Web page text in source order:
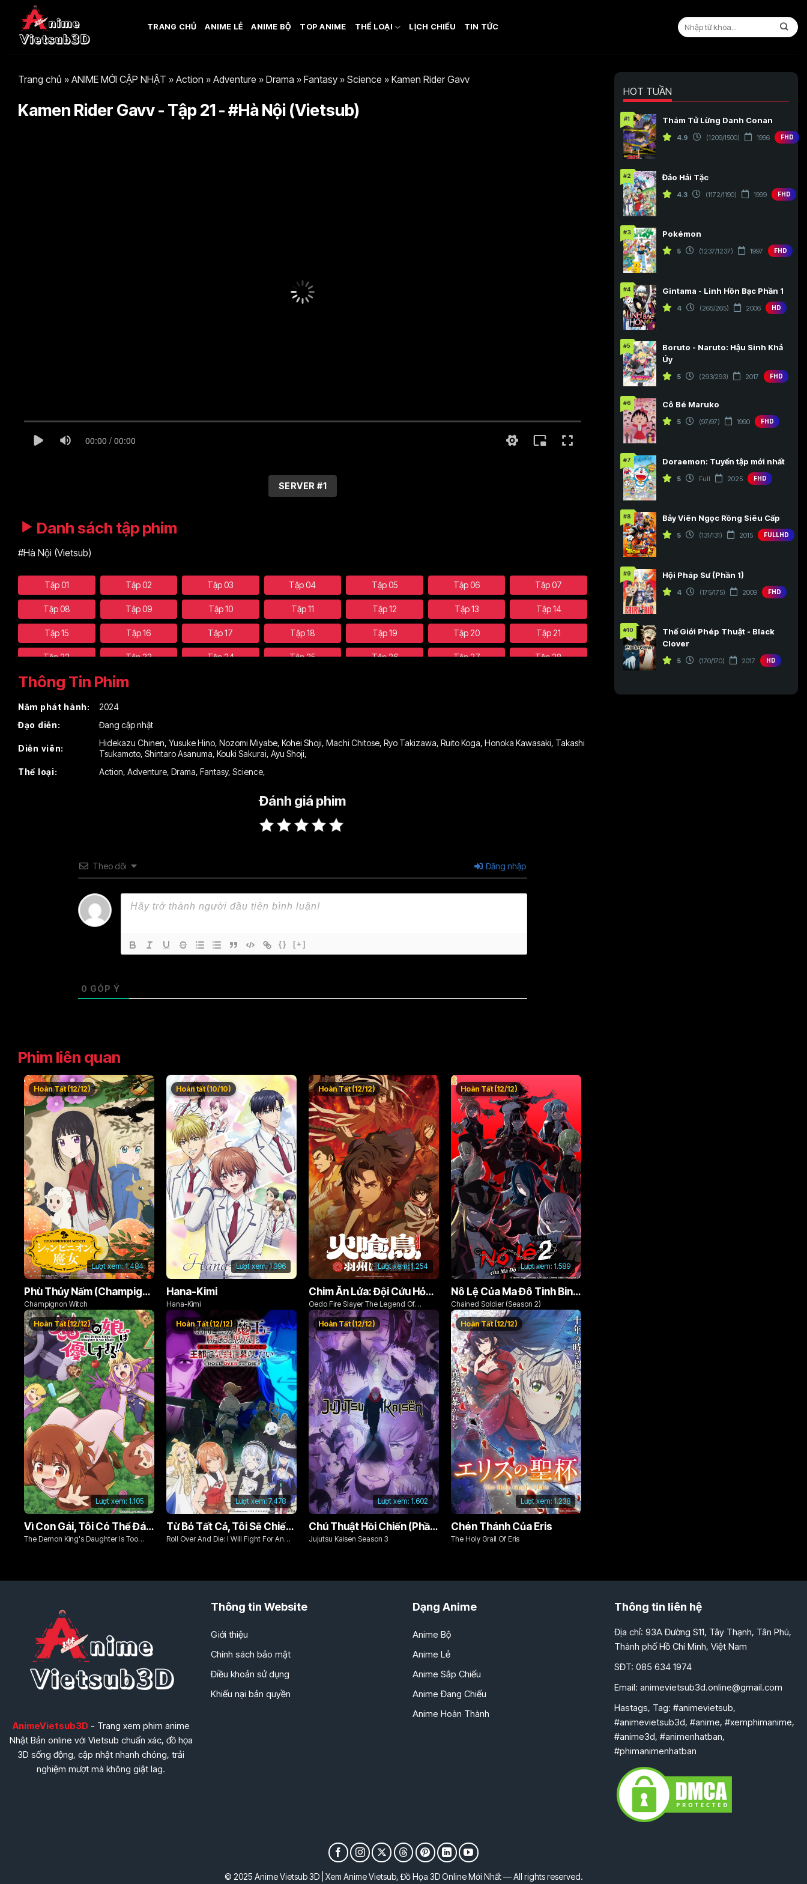
TRANG CHỦ ANIME LẺ ANIME BỘ TOP ANIME THỂ LOẠI LỊCH CHIẾU TIN TỨC
Trang chủ » ANIME MỚI CẬP NHẬT » Action » Adventure » Drama » Fantasy » Science » Kamen Rider Gavv
Kamen Rider Gavv - Tập 21 - #Hà Nội (Vietsub)
00:00 / 00:00
SERVER #1
Danh sách tập phim
#Hà Nội (Vietsub)
Tập 01 Tập 02 Tập 03 Tập 04 Tập 05 Tập 06 Tập 07
Tập 08 Tập 09 Tập 10 Tập 11 Tập 12 Tập 13 Tập 14
Tập 15 Tập 16 Tập 17 Tập 18 Tập 19 Tập 20 Tập 21
Tập 22 Tập 23 Tập 24 Tập 25 Tập 26 Tập 27 Tập 28
Tập 29 Tập 30
Tập 36
Tập 43 Tập 44
Tập 50
Thông Tin Phim
Năm phát hành:
2024
Đạo diễn:
Đang cập nhật
Diễn viên:
Hidekazu Chinen, Yusuke Hino, Nozomi Miyabe, Kohei Shoji, Machi Chitose, Ryo Takizawa, Ruito Koga, Honoka Kawasaki, Takashi
Tsukamoto, Shintaro Asanuma, Kouki Sakurai, Ayu Shoji,
Thể loại:
Action, Adventure, Drama, Fantasy, Science,
Đánh giá phim
Theo dõi Đăng nhập
{} [+]
0 GÓP Ý
Phim liên quan
Lượt xem:1.484
Hoàn Tất (12/12)
Phù Thủy Nấm (Champignon no Majo)
Champignon Witch
Lượt xem:1.396
Hoàn tất (10/10)
Hana-Kimi
Hana-Kimi
Lượt xem: 1.254
Hoàn Tất (12/12)
Chim Ăn Lửa: Đội Cứu Hỏa Rách Rưới Vùng Ushu
Oedo Fire Slayer The Legend Of
Phoenix
Lượt xem: 1.589
Hoàn Tất (12/12)
Nô Lệ Của Ma Đô Tinh Binh (Phần 2)
Chained Soldier (Season 2)
Lượt xem: 1.105
Hoàn Tất (12/12)
Vì Con Gái, Tôi Có Thể Đánh Bại Cả Ma Vương
The Demon King's Daughter Is Too
Lượt xem: 7.478
Hoàn Tất (12/12)
Từ Bỏ Tất Cả, Tôi Sẽ Chiến Đấu Cho Một Cuộc Sống Bình Thường Với Tình Yêu Của Đời Mình Và Chiếc Thanh Kiếm Bị Nguyền Rủa!
Roll Over And Die: I Will Fight For An
Lượt xem:1.602
Hoàn Tất (12/12)
Chú Thuật Hồi Chiến (Phần 3)
Jujutsu Kaisen Season 3
Lượt xem: 1.238
Hoàn Tất (12/12)
Chén Thánh Của Eris
The Holy Grail Of Eris
HOT TUẦN
#1 Thám Tử Lừng Danh Conan
4.9 (1209/1500) 1996 FHD
#2 Đảo Hải Tặc
4.3 (1172/1190) 1999 FHD
#3 Pokémon
5 (1237/1237) 1997 FHD
#4 Gintama - Linh Hồn Bạc Phần 1
4 (265/265) 2006 HD
#5
Boruto - Naruto: Hậu Sinh Khả
Úy
5 (293/293) 2017 FHD
#6 Cô Bé Maruko
5 (97/97) 1990 FHD
#7 Doraemon: Tuyển tập mới nhất
5 Full 2025 FHD
#8 Bảy Viên Ngọc Rồng Siêu Cấp
5 (131/131) 2015 FULLHD
#9 Hội Pháp Sư (Phần 1)
4 (175/175) 2009 FHD
#10
Thế Giới Phép Thuật - Black
Clover
5 (170/170) 2017 HD
AnimeVietsub3D- Trang xem phim anime
Nhật Bản online với Vietsub chuẩn xác, đồ họa
3D sống động, cập nhật nhanh chóng, trải
nghiệm mượt mà không giật lag.
Thông tin Website
Giới thiệu
Chính sách bảo mật
Điều khoản sử dụng
Khiếu nại bản quyền
Dạng Anime
Anime Bộ
Anime Lẻ
Anime Sắp Chiếu
Anime Đang Chiếu
Anime Hoàn Thành
Thông tin liên hệ
Địa chỉ: 93A Đường S11, Tây Thạnh, Tân Phú,
Thành phố Hồ Chí Minh, Việt Nam
SĐT: 085 634 1974
Email: animevietsub3d.online@gmail.com
Hastags, Tag: #animevietsub,
#animevietsub3d, #anime, #xemphimanime,
#anime3d, #animenhatban,
#phimanimenhatban
© 2025 Anime Vietsub 3D | Xem Anime Vietsub, Đồ Họa 3D Online Mới Nhất — All rights reserved.